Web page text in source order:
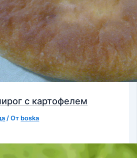
с картофелем
/ От boska